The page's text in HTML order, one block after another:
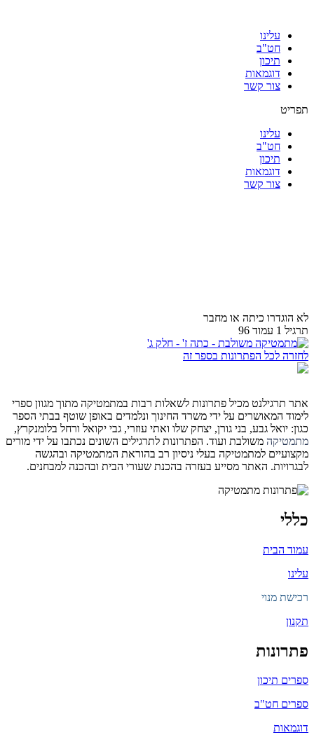
עלינו
חט"ב
תיכון
דוגמאות
צור קשר
תפריט
עלינו
חט"ב
תיכון
דוגמאות
צור קשר
לא הוגדרו כיתה או מחבר
תרגיל 1 עמוד 96
לחזרה לכל הפתרונות בספר זה
אתר תרגילנט מכיל פתרונות לשאלות רבות במתמטיקה מתוך מגוון ספרי
לימוד המאושרים על ידי משרד החינוך ונלמדים באופן שוטף בבתי הספר
כגון: יואל גבע, בני גורן, יצחק שלו ואתי עוזרי, גבי יקואל ורחל בלומנקרץ,
מתמטיקה משולבת ועוד. הפתרונות לתרגילים השונים נכתבו על ידי מורים
מקצועיים למתמטיקה בעלי ניסיון רב בהוראת המתמטיקה ובהגשה
לבגרויות. האתר מסייע בעזרה בהכנת שעורי הבית ובהכנה למבחנים.
כללי
עמוד הבית
עלינו
רכישת מנוי
תקנון
פתרונות
ספרים תיכון
ספרים חט"ב
דוגמאות